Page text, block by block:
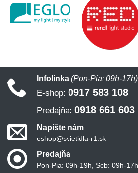
Infolinka (Pon-Pia: 09h-17h)
E-shop: 0917 583 108
Predajňa: 0918 661 603
Napíšte nám
eshop@svietidla-r1.sk
Predajňa
Pon-Pia: 09h-19h, Sob: 09h-17h